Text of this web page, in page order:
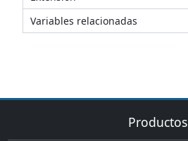
Variables relacionadas
Productos